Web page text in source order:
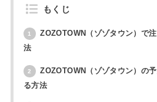
もくじ
1
ZOZOTOWN（ゾゾタウン）で
法
2
ZOZOTOWN（ゾゾタウン）の
る方法